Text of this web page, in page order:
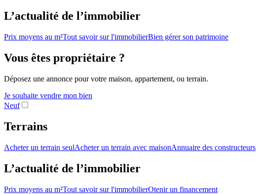
L’actualité de l’immobilier
Prix moyens au m²Tout savoir sur l'immobilierBien gérer son patrimoine
Vous êtes propriétaire ?
Déposez une annonce pour votre maison, appartement, ou terrain.
Je souhaite vendre mon bien
Neuf
Terrains
Acheter un terrain seulAcheter un terrain avec maisonAnnuaire des constructeurs
L’actualité de l’immobilier
Prix moyens au m²Tout savoir sur l'immobilierOtenir un financement